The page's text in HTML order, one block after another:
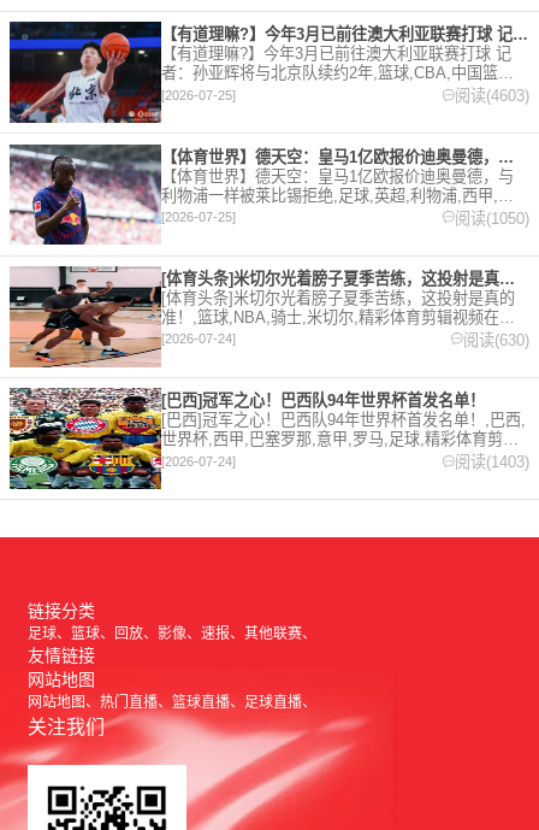
【有道理嘛?】今年3月已前往澳大利亚联赛打球 记者：孙亚辉将
【有道理嘛?】今年3月已前往澳大利亚联赛打球 记
者：孙亚辉将与北京队续约2年,篮球,CBA,中国篮球,
北京。欢迎收藏本站，24小时为你更新最新的足球，
篮球体育资讯。
[2026-07-25] 阅读(4603)
【体育世界】德天空：皇马1亿欧报价迪奥曼德，与利物浦一样被莱
【体育世界】德天空：皇马1亿欧报价迪奥曼德，与
利物浦一样被莱比锡拒绝,足球,英超,利物浦,西甲,皇
家马德里,德甲,RB莱比锡,转会。欢迎收藏本站，24小
时为你更新最新的足球，篮球体育资讯。
[2026-07-25] 阅读(1050)
[体育头条]米切尔光着膀子夏季苦练，这投射是真的准！
[体育头条]米切尔光着膀子夏季苦练，这投射是真的
准！,篮球,NBA,骑士,米切尔,精彩体育剪辑视频在线
播放。本站提供最全的篮球视频足球视频,集锦,录
[2026-07-24] 阅读(630)
[巴西]冠军之心！巴西队94年世界杯首发名单！
[巴西]冠军之心！巴西队94年世界杯首发名单！,巴西,
世界杯,西甲,巴塞罗那,意甲,罗马,足球,精彩体育剪辑
视频在线播放。本站提供最全的篮球视频足球视频,集
锦,录像。
[2026-07-24] 阅读(1403)
链接分类
足球 篮球 回放 影像 速报 其他联赛
友情链接
网站地图
网站地图 热门直播 篮球直播 足球直播
关注我们